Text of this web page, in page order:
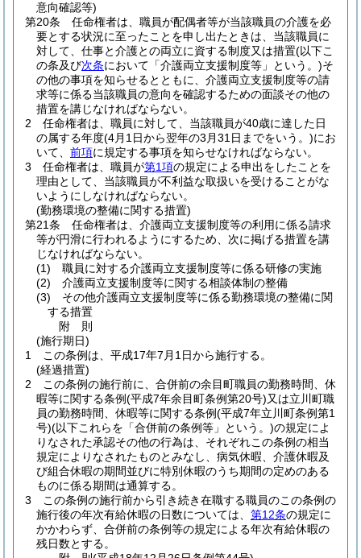
意向確認等)
第20条
任命権者は、職員が配偶者等が当該職員の介護を必
要とする状況に至ったことを申し出たときは、当該職員に
対して、仕事と介護との両立に資する制度又は措置(以下こ
の条及び次条において「介護両立支援制度等」という。)そ
の他の事項を知らせるとともに、介護両立支援制度等の請
求等に係る当該職員の意向を確認するための面談その他の
措置を講じなければならない。
2
任命権者は、職員に対して、当該職員が40歳に達した日
の属する年度(4月1日から翌年の3月31日までをいう。)にお
いて、 前項に規定する事項を知らせなければならない。
3
任命権者は、職員が第1項の規定による申出をしたことを
理由として、当該職員が不利益な取扱いを受けることがな
いようにしなければならない。
(勤務環境の整備に関する措置)
第21条
任命権者は、介護両立支援制度等の利用に係る請求
等が円滑に行われるようにするため、次に掲げる措置を講
じなければならない。
(1)
職員に対する介護両立支援制度等に係る研修の実施
(2)
介護両立支援制度等に関する相談体制の整備
(3)
その他介護両立支援制度等に係る勤務環境の整備に関
する措置
附 則
(施行期日)
1
この条例は、平成17年7月1日から施行する。
(経過措置)
2
この条例の施行前に、合併前の余目町職員の勤務時間、休
暇等に関する条例(平成7年余目町条例第20号)又は立川町職
員の勤務時間、休暇等に関する条例(平成7年立川町条例第1
号)(以下これらを「合併前の条例等」という。)の規定によ
りなされた承認その他の行為は、それぞれこの条例の相当
規定によりなされたものとみなし、病気休暇、介護休暇及
び組合休暇の期間並びに特別休暇のうち期間の定めのある
ものに係る期間は通算する。
3
この条例の施行前から引き続き在職する職員のこの条例の
施行後の年次有給休暇の日数については、 第12条の規定に
かかわらず、合併前の条例等の規定による年次有給休暇の
残日数とする。